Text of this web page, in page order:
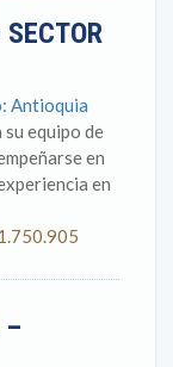
Antioquia
equipo de
en
en
–